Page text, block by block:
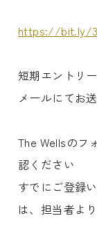
https://bit.ly/
短期エントリ
メールにてお
The Wellsのフ
認ください
すでにご登録
は、担当者よ